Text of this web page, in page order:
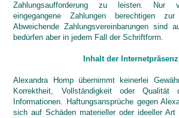
Zahlungsaufforderung zu leisten. Nur
eingegangene Zahlungen berechtigen zur
Abweichende Zahlungsvereinbarungen sind
bedürfen aber in jedem Fall der Schriftform.
Inhalt der Internetpräsenz
Alexandra Homp übernimmt keinerlei
Korrektheit, Vollständigkeit oder Qualität
Informationen. Haftungsansprüche gegen
sich auf Schäden materieller oder ideeller Art